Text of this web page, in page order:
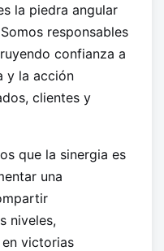
la piedra angular
responsables
confianza a
y la acción
clientes y
que la sinergia es
una
niveles,
victorias